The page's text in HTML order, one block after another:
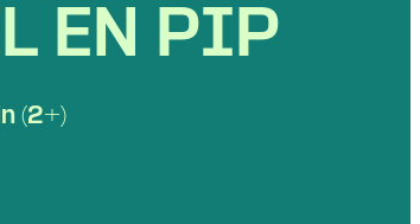
EN PIP
(2+)